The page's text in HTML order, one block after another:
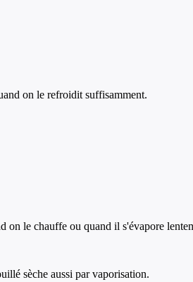
on le refroidit suffisamment.
on le chauffe ou quand il s'évapore
sèche aussi par vaporisation.